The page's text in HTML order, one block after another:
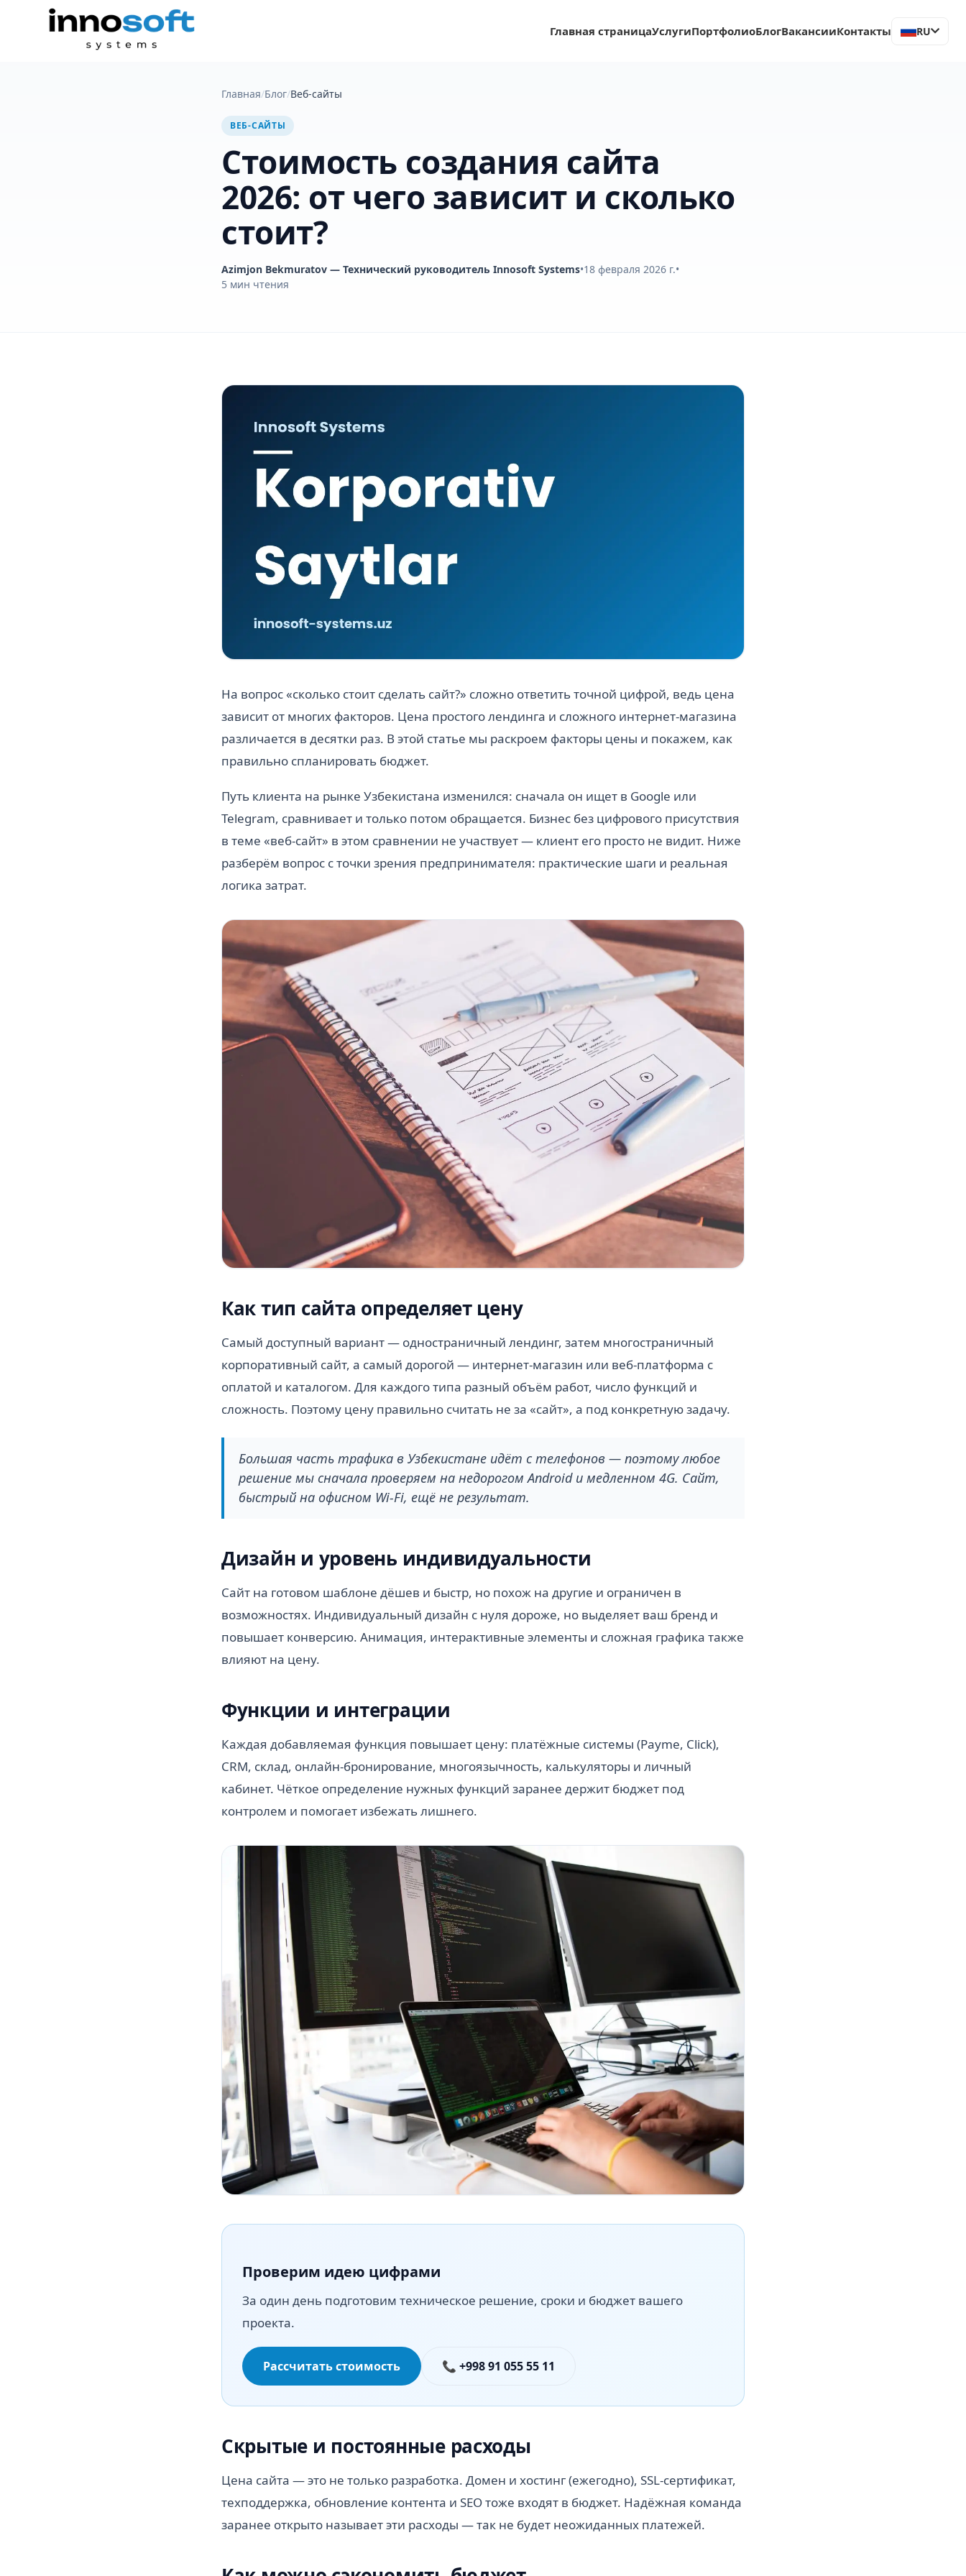
Главная страницаУслугиПортфолиоБлогВакансииКонтакты RU
Главная/Блог/Веб-сайты
ВЕБ-САЙТЫ
Стоимость создания сайта
2026: от чего зависит и сколько
стоит?
Azimjon Bekmuratov — Технический руководитель Innosoft Systems•18 февраля 2026 г.•
5 мин чтения
На вопрос «сколько стоит сделать сайт?» сложно ответить точной цифрой, ведь цена
зависит от многих факторов. Цена простого лендинга и сложного интернет-магазина
различается в десятки раз. В этой статье мы раскроем факторы цены и покажем, как
правильно спланировать бюджет.
Путь клиента на рынке Узбекистана изменился: сначала он ищет в Google или
Telegram, сравнивает и только потом обращается. Бизнес без цифрового присутствия
в теме «веб-сайт» в этом сравнении не участвует — клиент его просто не видит. Ниже
разберём вопрос с точки зрения предпринимателя: практические шаги и реальная
логика затрат.
Как тип сайта определяет цену
Самый доступный вариант — одностраничный лендинг, затем многостраничный
корпоративный сайт, а самый дорогой — интернет-магазин или веб-платформа с
оплатой и каталогом. Для каждого типа разный объём работ, число функций и
сложность. Поэтому цену правильно считать не за «сайт», а под конкретную задачу.
Большая часть трафика в Узбекистане идёт с телефонов — поэтому любое
решение мы сначала проверяем на недорогом Android и медленном 4G. Сайт,
быстрый на офисном Wi-Fi, ещё не результат.
Дизайн и уровень индивидуальности
Сайт на готовом шаблоне дёшев и быстр, но похож на другие и ограничен в
возможностях. Индивидуальный дизайн с нуля дороже, но выделяет ваш бренд и
повышает конверсию. Анимация, интерактивные элементы и сложная графика также
влияют на цену.
Функции и интеграции
Каждая добавляемая функция повышает цену: платёжные системы (Payme, Click),
CRM, склад, онлайн-бронирование, многоязычность, калькуляторы и личный
кабинет. Чёткое определение нужных функций заранее держит бюджет под
контролем и помогает избежать лишнего.
Проверим идею цифрами
За один день подготовим техническое решение, сроки и бюджет вашего
проекта.
Рассчитать стоимость 📞 +998 91 055 55 11
Скрытые и постоянные расходы
Цена сайта — это не только разработка. Домен и хостинг (ежегодно), SSL-сертификат,
техподдержка, обновление контента и SEO тоже входят в бюджет. Надёжная команда
заранее открыто называет эти расходы — так не будет неожиданных платежей.